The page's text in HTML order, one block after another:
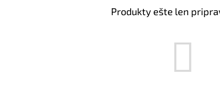
Produkty ešte len